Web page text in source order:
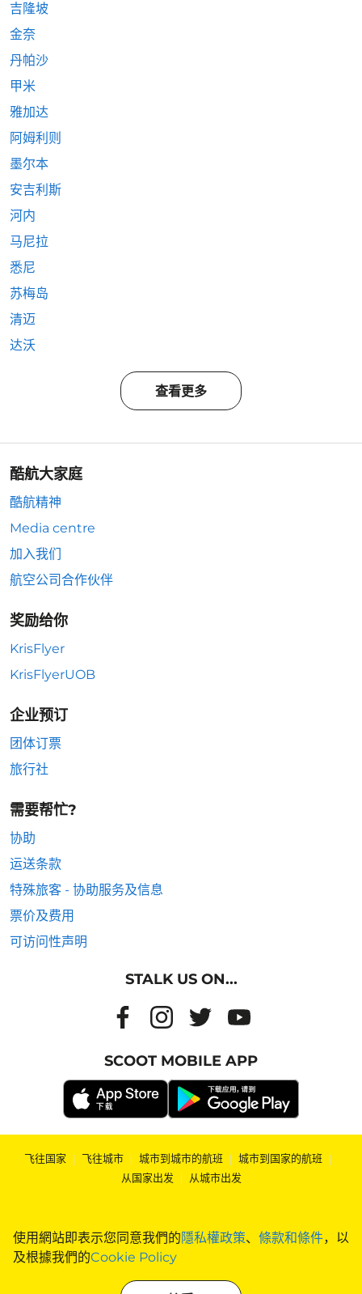
使用網站即表示您同意我們的隱私權政策、 條款和條件，以
及根據我們的Cookie Policy
吉隆坡
金奈
丹帕沙
甲米
雅加达
阿姆利则
墨尔本
安吉利斯
河内
马尼拉
悉尼
苏梅岛
清迈
达沃
查看更多
酷航大家庭
酷航精神
Media centre
加入我们
航空公司合作伙伴
奖励给你
KrisFlyer
KrisFlyerUOB
企业预订
团体订票
旅行社
需要帮忙?
协助
运送条款
特殊旅客 - 协助服务及信息
票价及费用
可访问性声明
STALK US ON...
SCOOT MOBILE APP
飞往国家 | 飞往城市 | 城市到城市的航班 | 城市到国家的航班 |
从国家出发 | 从城市出发